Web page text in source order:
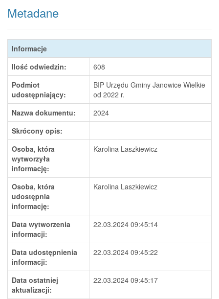
Metadane
Informacje
Ilość odwiedzin:
608
Podmiot
udostępniający:
BIP Urzędu Gminy Janowice Wielkie
od 2022 r.
Nazwa dokumentu:
2024
Skrócony opis:
Osoba, która
wytworzyła
informację:
Karolina Laszkiewicz
Osoba, która
udostępnia
informację:
Karolina Laszkiewicz
Data wytworzenia
informacji:
22.03.2024 09:45:14
Data udostępnienia
informacji:
22.03.2024 09:45:22
Data ostatniej
aktualizacji:
22.03.2024 09:45:17